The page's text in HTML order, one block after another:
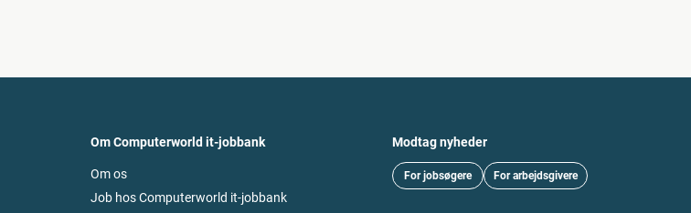
Om Computerworld it-jobbank
Om os
Job hos Computerworld it-jobbank
Modtag nyheder
For jobsøgere For arbejdsgivere